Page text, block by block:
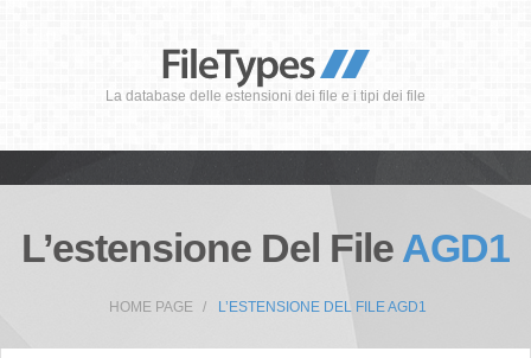
La database delle estensioni dei file e i tipi dei file
L’estensione Del File AGD1
HOME PAGE L’ESTENSIONE DEL FILE AGD1